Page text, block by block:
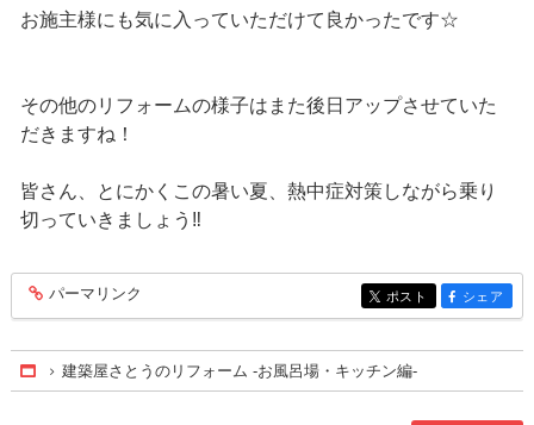
お施主様にも気に入っていただけて良かったです☆
その他のリフォームの様子はまた後日アップさせていた
だきますね！
皆さん、とにかくこの暑い夏、熱中症対策しながら乗り
切っていきましょう‼
entry374
パーマリンク entry374
ポスト entry374
シェア
Home
建築屋さとうのリフォーム ‐お風呂場・キッチン編‐